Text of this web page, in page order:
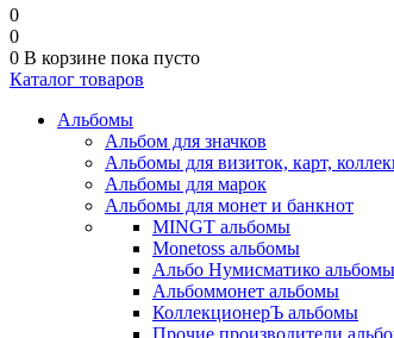
0
0
0 В корзине пока пусто
Каталог товаров
Альбомы
Альбом для значков
Альбомы для визиток, карт,
Альбомы для марок
Альбомы для монет и банкнот
MINGT альбомы
Monetoss альбомы
Альбо Нумисматико альбомы
Альбоммонет альбомы
КоллекционерЪ альбомы
Прочие производители